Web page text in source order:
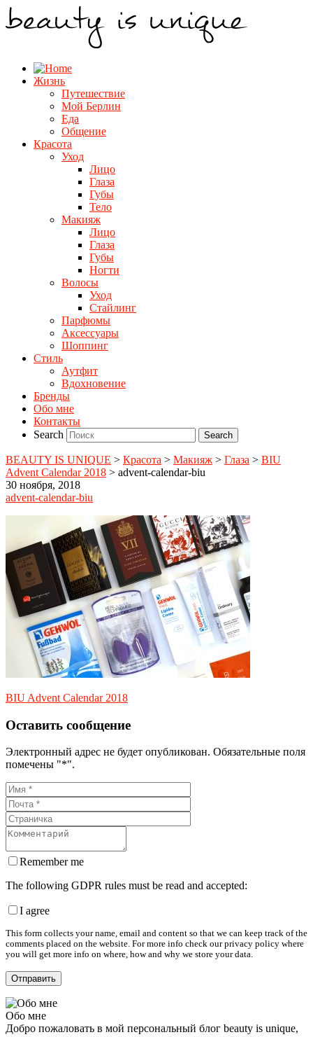
Жизнь
Путешествие
Мой Берлин
Еда
Общение
Красота
Уход
Лицо
Глаза
Губы
Тело
Макияж
Лицо
Глаза
Губы
Ногти
Волосы
Уход
Стайлинг
Парфюмы
Аксессуары
Шоппинг
Стиль
Аутфит
Вдохновение
Бренды
Обо мне
Контакты
Search
BEAUTY IS UNIQUE > Красота > Макияж > Глаза > BIU
Advent Calendar 2018 > advent-calendar-biu
30 ноября, 2018
advent-calendar-biu
BIU Advent Calendar 2018
Оставить сообщение
Электронный адрес не будет опубликован. Обязательные поля
помечены "*".
Remember me
The following GDPR rules must be read and accepted:
I agree
This form collects your name, email and content so that we can keep track of the
comments placed on the website. For more info check our privacy policy where
you will get more info on where, how and why we store your data.
Обо мне
Добро пожаловать в мой персональный блог beauty is unique,